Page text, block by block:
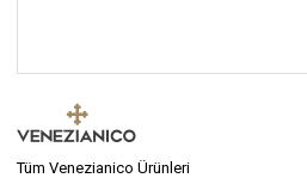
Tüm Venezianico Ürünleri